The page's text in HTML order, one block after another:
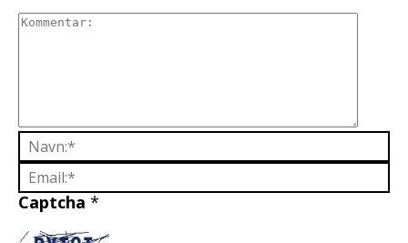
Captcha *